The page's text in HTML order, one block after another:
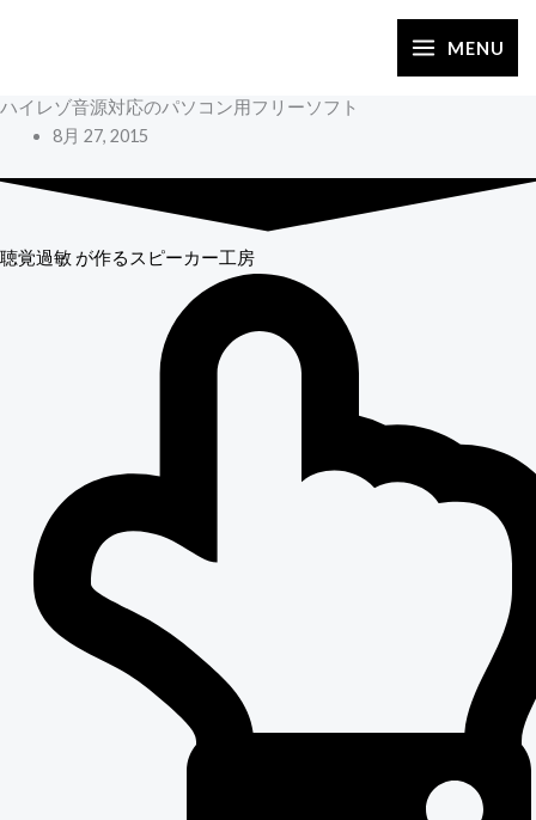
ス
ッ
MENU
ハイレゾ音源対応のパソコン用フリーソフト
8月 27, 2015
聴覚過敏 が作るスピーカー工房